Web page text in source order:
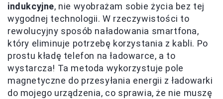
indukcyjne, nie wyobrażam sobie życia bez tej
wygodnej technologii. W rzeczywistości to
rewolucyjny sposób naładowania smartfona,
który eliminuje potrzebę korzystania z kabli. Po
prostu kładę telefon na ładowarce, a to
wystarcza! Ta metoda wykorzystuje pole
magnetyczne do przesyłania energii z ładowarki
do mojego urządzenia, co sprawia, że nie muszę